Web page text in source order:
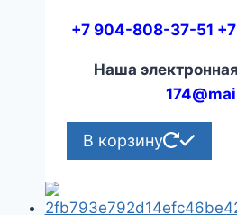
+7 904-808-37-51
Наша
В корзину